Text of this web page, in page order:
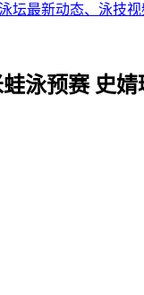
坛最新动态、泳技
泳预赛 史